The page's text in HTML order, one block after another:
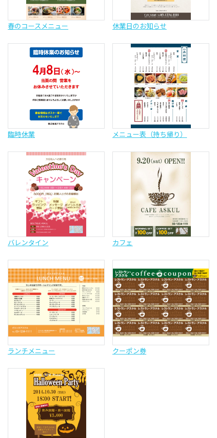
春のコースメニュー 休業日のお知らせ
臨時休業 メニュー表（持ち帰り）
バレンタイン カフェ
ランチメニュー クーポン券